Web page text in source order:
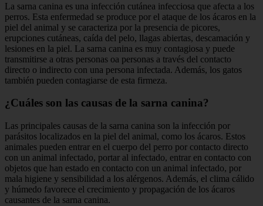
La sarna canina es una infección cutánea infecciosa que afecta a los
perros. Esta enfermedad se produce por el ataque de los ácaros en la
piel del animal y se caracteriza por la presencia de picores,
erupciones cutáneas, caída del pelo, llagas abiertas, descamación y
lesiones en la piel. La sarna canina es muy contagiosa y puede
transmitirse a otras personas oa personas a través del contacto
directo o indirecto con una persona infectada. Además, los gatos
también pueden contagiarse de esta firmeza.
¿Cuáles son las causas de la sarna canina?
Las principales causas de la sarna canina son la infección por
parásitos localizados en la piel del animal, como los ácaros. Estos
animales pueden entrar en el cuerpo del perro por contacto directo
con un animal infectado, portar al infectado, entrar en contacto con
objetos que han estado en contacto con un animal infectado, por
mala higiene y sensibilidad a los alérgenos. Además, el clima cálido
y húmedo favorece el crecimiento y propagación de los ácaros
causantes de la sarna canina.